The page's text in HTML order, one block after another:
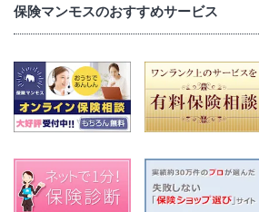
保険マンモスのおすすめサービス